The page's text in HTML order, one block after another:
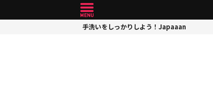
手洗いをしっかりしよう！Japaaan